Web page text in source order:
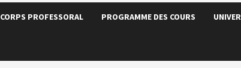
CORPS PROFESSORAL PROGRAMME DES COURS